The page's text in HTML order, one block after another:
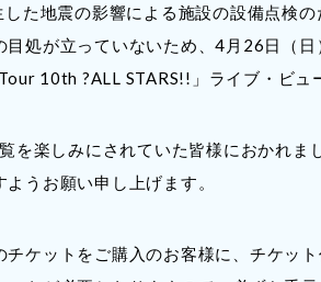
た地震の影響による施設の設備点検
目処が立っていないため、4月26日（
10th ?ALL STARS!!」ライブ・ビュ
を楽しみにされていた皆様におかれま
うお願い申し上げます。
ケットをご購入のお客様に、チケッ